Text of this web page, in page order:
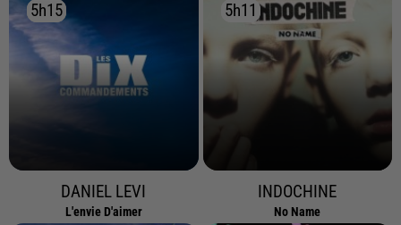
5h15
5h15
DANIEL LEVI
L'envie D'aimer
5h11
5h11
INDOCHINE
No Name